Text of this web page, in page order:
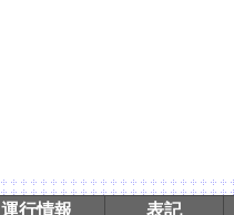
運行情報 表記